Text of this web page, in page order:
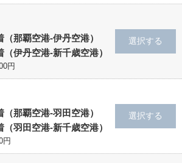
那覇空港‐伊丹空港）
伊丹空港‐新千歳空港）
円
那覇空港‐羽田空港）
羽田空港‐新千歳空港）
円